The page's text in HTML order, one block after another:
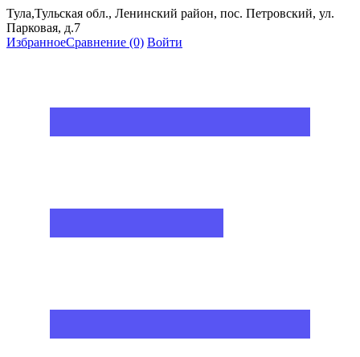
Тула,Тульская обл., Ленинский район, пос. Петровский, ул.
Парковая, д.7
ИзбранноеСравнение (0) Войти